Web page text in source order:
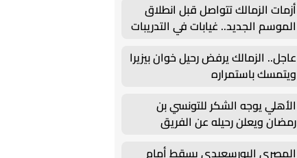
أزمات الزمالك تتواصل قبل انطلاق
الموسم الجديد.. غيابات في التدريبات
عاجل.. الزمالك يرفض رحيل خوان بيزيرا
ويتمسك باستمراره
الأهلي يوجه الشكر للتونسي بن
رمضان ويعلن رحيله عن الفريق
المصري البورسعيدي يسقط أمام